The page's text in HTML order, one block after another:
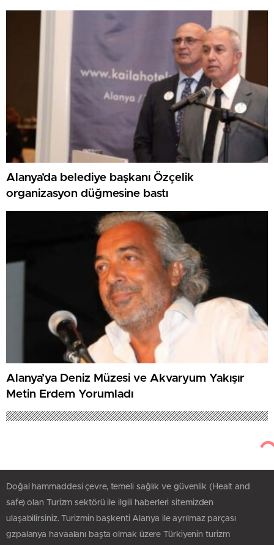
Alanya’da belediye başkanı Özçelik
organizasyon düğmesine bastı
Alanya’ya Deniz Müzesi ve Akvaryum Yakışır
Metin Erdem Yorumladı
Doğal hammaddesi çevre, temeli sağlık ve güvenlik (Healt and
safe) olan Turizm sektörü ile ilgili haberleri sitemizden
ulaşabilirsiniz. Turizmin başkenti Alanya ile ayrılmaz parçası
gzpalanya havaalanı başta olmak üzere Türkiyenin turizm